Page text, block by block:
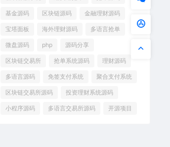
基金源码 区块链源码 金融理财源码
宝塔面板 海外理财源码 多语言抢单
微盘源码 php 源码分享
区块链交易所 抢单系统源码 理财源码
多语言源码 免签支付系统 聚合支付系统
区块链交易所源码 投资理财系统源码
小程序源码 多语言交易所源码 开源项目